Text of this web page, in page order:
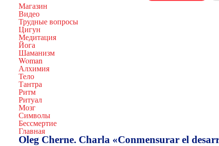
Магазин
Видео
Трудные вопросы
Цигун
Медитация
Йога
Шаманизм
Woman
Алхимия
Тело
Тантра
Ритм
Ритуал
Мозг
Символы
Бессмертие
Главная
Oleg Cherne. Charla «Conmensurar el